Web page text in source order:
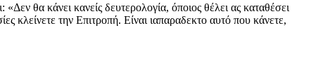
θα κάνει κανείς δευτερολογία, όποιος θέλει ας καταθέσει
την Επιτροπή. Είναι ιαπαραδεκτο αυτό που κάνετε,